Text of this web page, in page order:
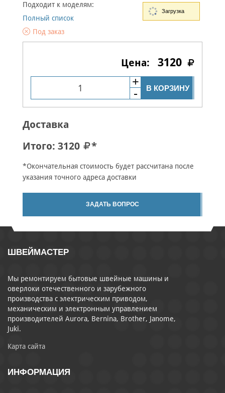
Подходит к моделям:
Полный список
Под заказ
3120
В КОРЗИНУ
Доставка
Итого: 3120 *
*Окончательная стоимость будет рассчитана после
указания точного адреса доставки
ЗАДАТЬ ВОПРОС
ШВЕЙМАСТЕР
Мы ремонтируем бытовые швейные машины и
оверлоки отечественного и зарубежного
производства с электрическим приводом,
механическим и электронным управлением
производителей Aurora, Bernina, Brother, Janome,
Juki.
Карта сайта
ИНФОРМАЦИЯ
Загрузка